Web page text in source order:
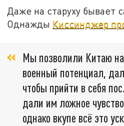
Даже на старуху бывает
Однажды Киссинджер
Мы позволили Китаю
военный потенциал,
чтобы прийти в себя
дали им ложное
однако вкупе всё это